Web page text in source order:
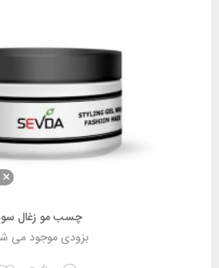
چسب مو زغال
بزودی موجود می